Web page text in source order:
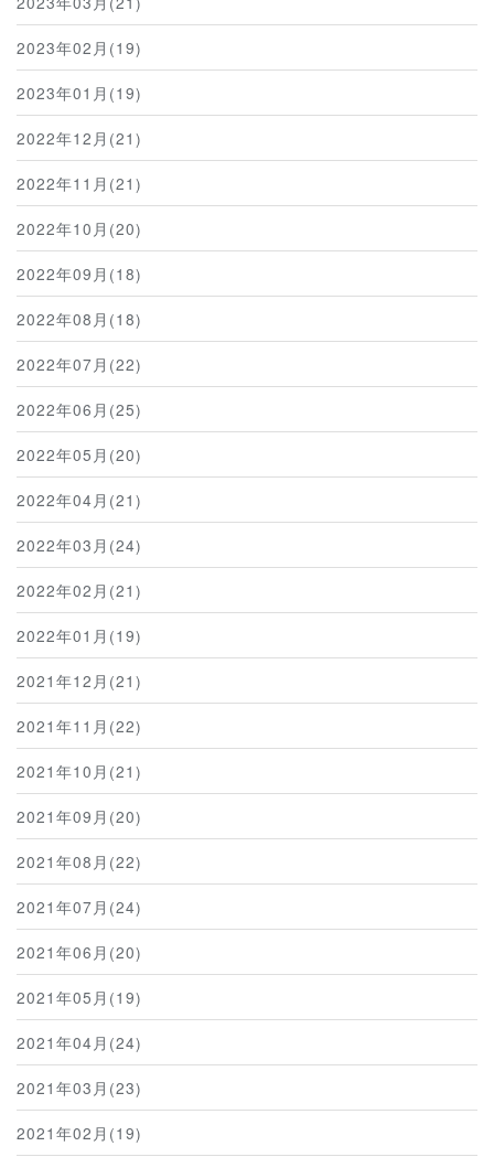
2023年02月(19)
2023年01月(19)
2022年12月(21)
2022年11月(21)
2022年10月(20)
2022年09月(18)
2022年08月(18)
2022年07月(22)
2022年06月(25)
2022年05月(20)
2022年04月(21)
2022年03月(24)
2022年02月(21)
2022年01月(19)
2021年12月(21)
2021年11月(22)
2021年10月(21)
2021年09月(20)
2021年08月(22)
2021年07月(24)
2021年06月(20)
2021年05月(19)
2021年04月(24)
2021年03月(23)
2021年02月(19)